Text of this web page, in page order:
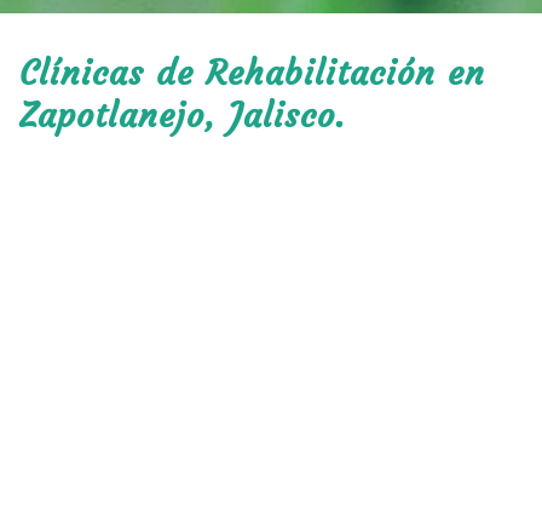
Clínicas de Rehabilitación en
Zapotlanejo, Jalisco.